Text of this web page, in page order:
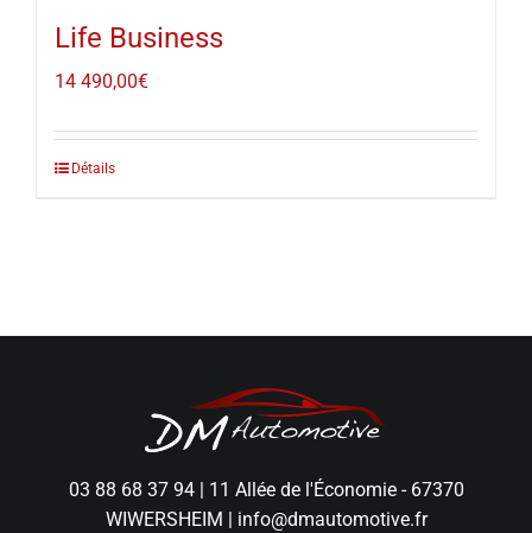
Life Business
14 490,00€
Détails
03 88 68 37 94| 11 Allée de l'Économie - 67370
WIWERSHEIM
info@dmautomotive.fr